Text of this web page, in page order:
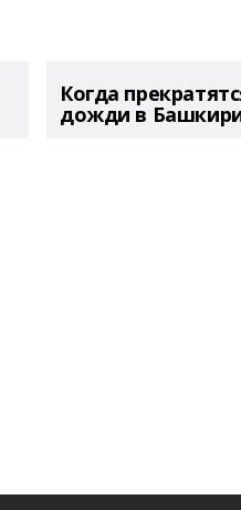
Когда
дожди в